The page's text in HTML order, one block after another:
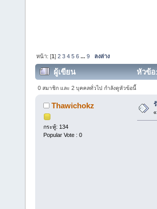
หน้า: [1]2 3 4 5 6 ...9 ลงล่าง
ผู้เขียน หัวข้อ
0 สมาชิก และ 2 บุคคลทั่วไป กำลังดูหัวข้อนี้
Thawichokz
กระทู้: 134
Popular Vote : 0
«